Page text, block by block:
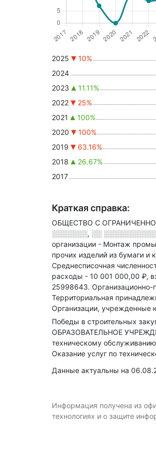
2025 10%
2024
2023
11.11%
2022
25%
2021
100%
2020
100%
2019
63.16%
2018
26.67%
2017
Краткая справка:
ОБЩЕСТВО С
░░░░░░░, ░░
организации - Монтаж
прочих изделий из бумаги и
Среднесписочная
расходы - 10 001 000,00 ₽,
25998643. Организационно-
Территориальная
Организации, учрежденные
Победы в строительных
ОБРАЗОВАТЕЛЬНОЕ
техническому
Оказание услуг по
Данные актуальны на
Информация получена из
технологиях и о защите